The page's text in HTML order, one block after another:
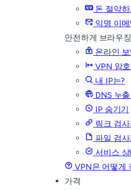
돈 절약하
익명 이메
안전하게 브라우
온라인
VPN 암
내 IP는?
DNS 누
IP 숨기기
링크 검사
파일 검사
서비스
VPN은 어떻게
가격